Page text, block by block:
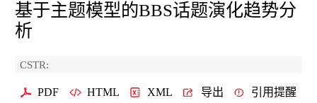
基于主题模型的BBS话题演化趋势分
析
CSTR:
PDF HTML XML 导出 引用提醒